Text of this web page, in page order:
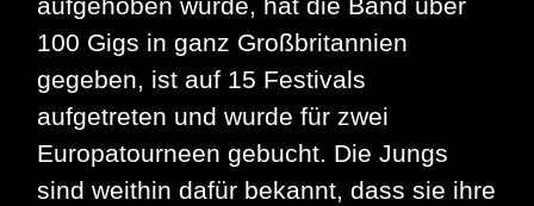
aufgehoben wurde, hat die Band über
100 Gigs in ganz Großbritannien
gegeben, ist auf 15 Festivals
aufgetreten und wurde für zwei
Europatourneen gebucht. Die Jungs
sind weithin dafür bekannt, dass sie ihre